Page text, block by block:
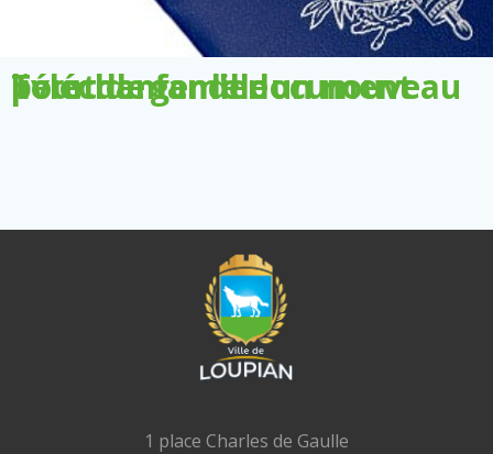
Télécharger le document pour demander un nouveau livret de famille
1 place Charles de Gaulle